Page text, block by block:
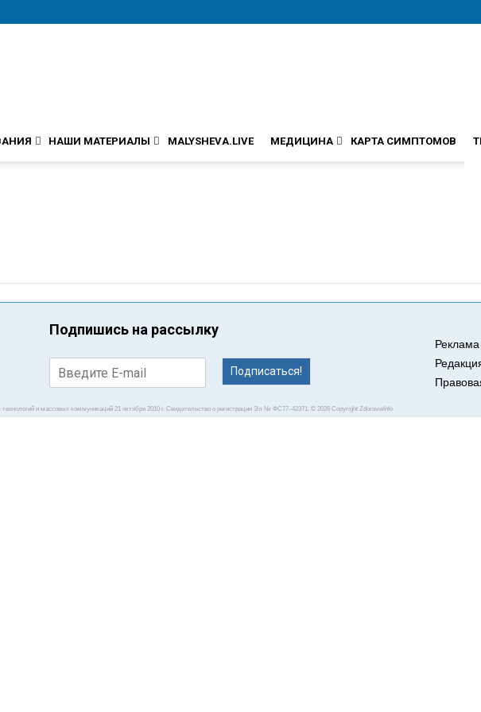
НАШИ МАТЕРИАЛЫ MALYSHEVA.LIVE МЕДИЦИНА КАРТА СИМПТОМОВ
Подпишись на рассылку
Подписаться!
Реклама
и массовых коммуникаций 21 октября 2010 г. Свидетельство о регистрации Эл № ФС77–42371. © 2026 Copyright ZdorovieInfo